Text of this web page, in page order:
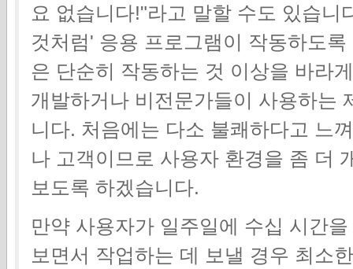
요 없습니다!"라고 말할 수도 있습
것처럼' 응용 프로그램이 작동하도
은 단순히 작동하는 것 이상을 바라
개발하거나 비전문가들이 사용하는
니다. 처음에는 다소 불쾌하다고 느
나 고객이므로 사용자 환경을 좀 더
보도록 하겠습니다.
만약 사용자가 일주일에 수십 시간
보면서 작업하는 데 보낼 경우 최소